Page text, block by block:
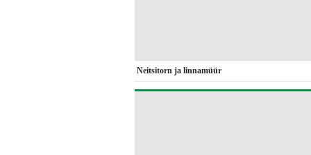
Neitsitorn ja linnamüür